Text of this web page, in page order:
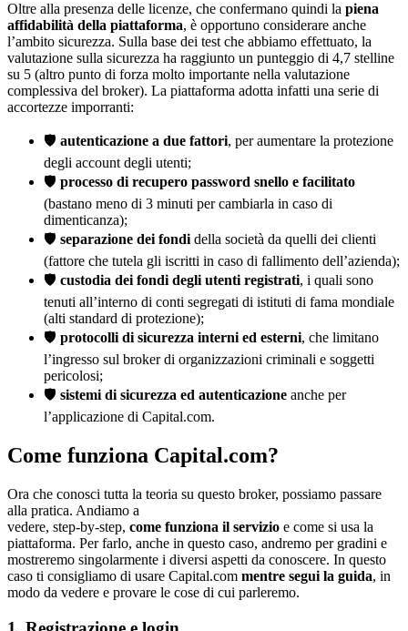
Oltre alla presenza delle licenze, che confermano quindi la piena
affidabilità della piattaforma, è opportuno considerare anche
l’ambito sicurezza. Sulla base dei test che abbiamo effettuato, la
valutazione sulla sicurezza ha raggiunto un punteggio di 4,7 stelline
su 5 (altro punto di forza molto importante nella valutazione
complessiva del broker). La piattaforma adotta infatti una serie di
accortezze imporranti:
🛡️ autenticazione a due fattori, per aumentare la protezione
degli account degli utenti;
🛡️ processo di recupero password snello e facilitato
(bastano meno di 3 minuti per cambiarla in caso di
dimenticanza);
🛡️ separazione dei fondi della società da quelli dei clienti
(fattore che tutela gli iscritti in caso di fallimento dell’azienda);
🛡️ custodia dei fondi degli utenti registrati, i quali sono
tenuti all’interno di conti segregati di istituti di fama mondiale
(alti standard di protezione);
🛡️ protocolli di sicurezza interni ed esterni, che limitano
l’ingresso sul broker di organizzazioni criminali e soggetti
pericolosi;
🛡️ sistemi di sicurezza ed autenticazione anche per
l’applicazione di Capital.com.
Come funziona Capital.com?
Ora che conosci tutta la teoria su questo broker, possiamo passare
alla pratica. Andiamo a
vedere, step-by-step, come funziona il servizio e come si usa la
piattaforma. Per farlo, anche in questo caso, andremo per gradini e
mostreremo singolarmente i diversi aspetti da conoscere. In questo
caso ti consigliamo di usare Capital.com mentre segui la guida, in
modo da vedere e provare le cose di cui parleremo.